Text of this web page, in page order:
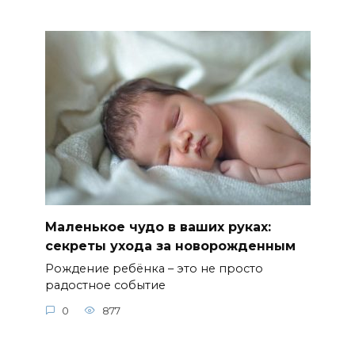
Маленькое чудо в ваших руках:
секреты ухода за новорожденным
Рождение ребёнка – это не просто
радостное событие
0 877